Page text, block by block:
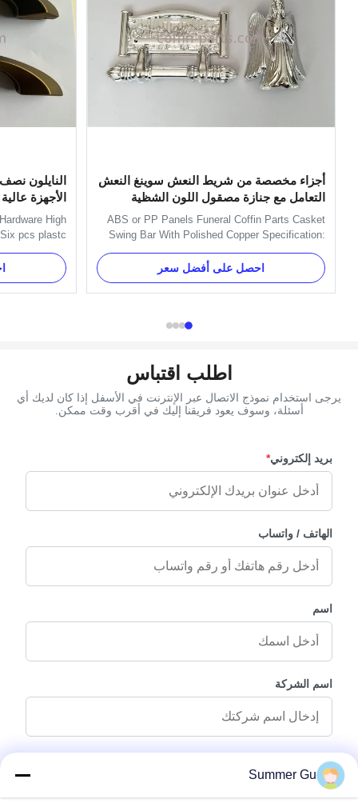
أجزاء مخصصة من شريط النعش سوينغ النعش
التعامل مع جنازة مصقول اللون الشظية
ABS or PP Panels Funeral Coffin Parts Casket
Swing Bar With Polished Copper Specification:
One set of Swing bar: 8pcs plastic plates,16pcs
handles ,8pcs end caps and 2 long bars and 2
short bars. Item Name A Plate+Angel Corner
Material Plastic (PP) and Zinc Alloy Color Gold,
احصل على أفضل سعر
النايلون
الأجهزة
High
pcs plastc
Item
nylon Color
Time
Term
اطلب اقتباس
يرجى استخدام نموذج الاتصال عبر الإنترنت في الأسفل إذا كان لديك أي
أسئلة، وسوف يعود فريقنا إليك في أقرب وقت ممكن.
بريد إلكتروني*
الهاتف / واتساب
اسم
اسم الشركة
رسالة استفسار
Summer Gu